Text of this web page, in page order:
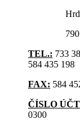
790 55
TEL.: 733
584 435 198
FAX: 584
ČÍSLO
0300